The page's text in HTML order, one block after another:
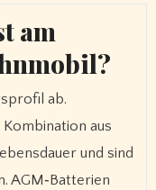
am
aus
und sind
AGM‑Batterien